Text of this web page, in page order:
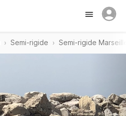
Semi-rigide Semi-rigide